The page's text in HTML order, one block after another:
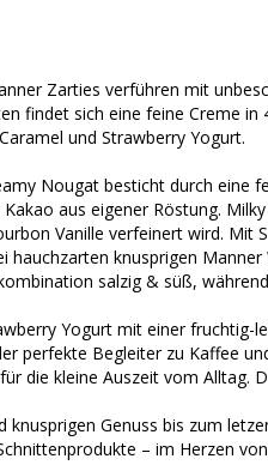
Zarties verführen mit
findet sich eine feine Creme
und Strawberry Yogurt.
Nougat besticht durch eine
aus eigener Röstung.
Vanille verfeinert wird. Mit
hauchzarten knusprigen
salzig & süß, während
Yogurt mit einer fruchtig-
perfekte Begleiter zu Kaffee
die kleine Auszeit vom Alltag.
knusprigen Genuss bis zum
– im Herzen